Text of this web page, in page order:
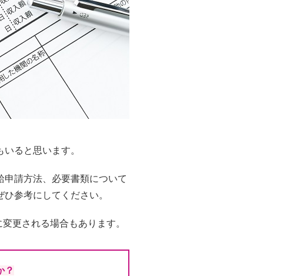
ると思います。
請方法、必要書類について
参考にしてください。
更される場合もあります。
？